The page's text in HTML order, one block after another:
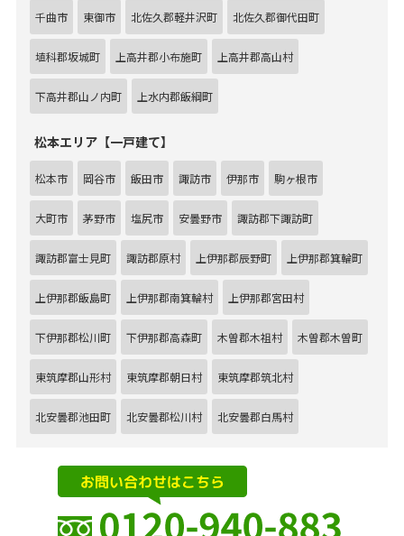
千曲市 東御市 北佐久郡軽井沢町 北佐久郡御代田町
埴科郡坂城町 上高井郡小布施町 上高井郡高山村
下高井郡山ノ内町 上水内郡飯綱町
松本エリア【一戸建て】
松本市 岡谷市 飯田市 諏訪市 伊那市 駒ヶ根市
大町市 茅野市 塩尻市 安曇野市 諏訪郡下諏訪町
諏訪郡富士見町 諏訪郡原村 上伊那郡辰野町 上伊那郡箕輪町
上伊那郡飯島町 上伊那郡南箕輪村 上伊那郡宮田村
下伊那郡松川町 下伊那郡高森町 木曽郡木祖村 木曽郡木曽町
東筑摩郡山形村 東筑摩郡朝日村 東筑摩郡筑北村
北安曇郡池田町 北安曇郡松川村 北安曇郡白馬村